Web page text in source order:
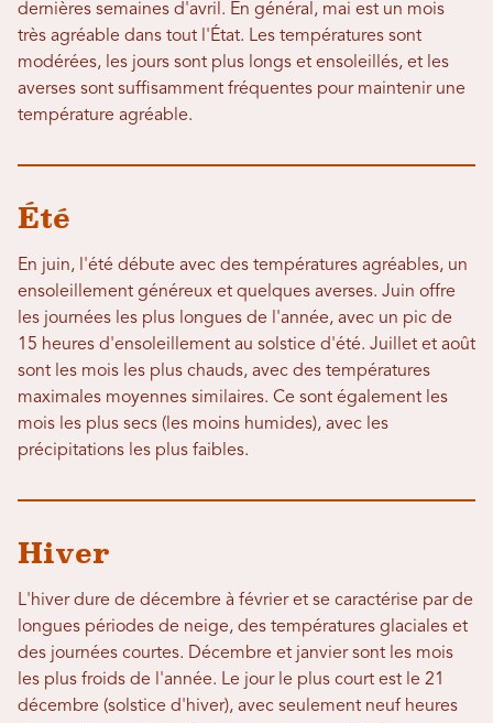
dernières semaines d'avril. En général, mai est un mois
très agréable dans tout l'État. Les températures sont
modérées, les jours sont plus longs et ensoleillés, et les
averses sont suffisamment fréquentes pour maintenir une
température agréable.
Été
En juin, l'été débute avec des températures agréables, un
ensoleillement généreux et quelques averses. Juin offre
les journées les plus longues de l'année, avec un pic de
15 heures d'ensoleillement au solstice d'été. Juillet et août
sont les mois les plus chauds, avec des températures
maximales moyennes similaires. Ce sont également les
mois les plus secs (les moins humides), avec les
précipitations les plus faibles.
Hiver
L'hiver dure de décembre à février et se caractérise par de
longues périodes de neige, des températures glaciales et
des journées courtes. Décembre et janvier sont les mois
les plus froids de l'année. Le jour le plus court est le 21
décembre (solstice d'hiver), avec seulement neuf heures